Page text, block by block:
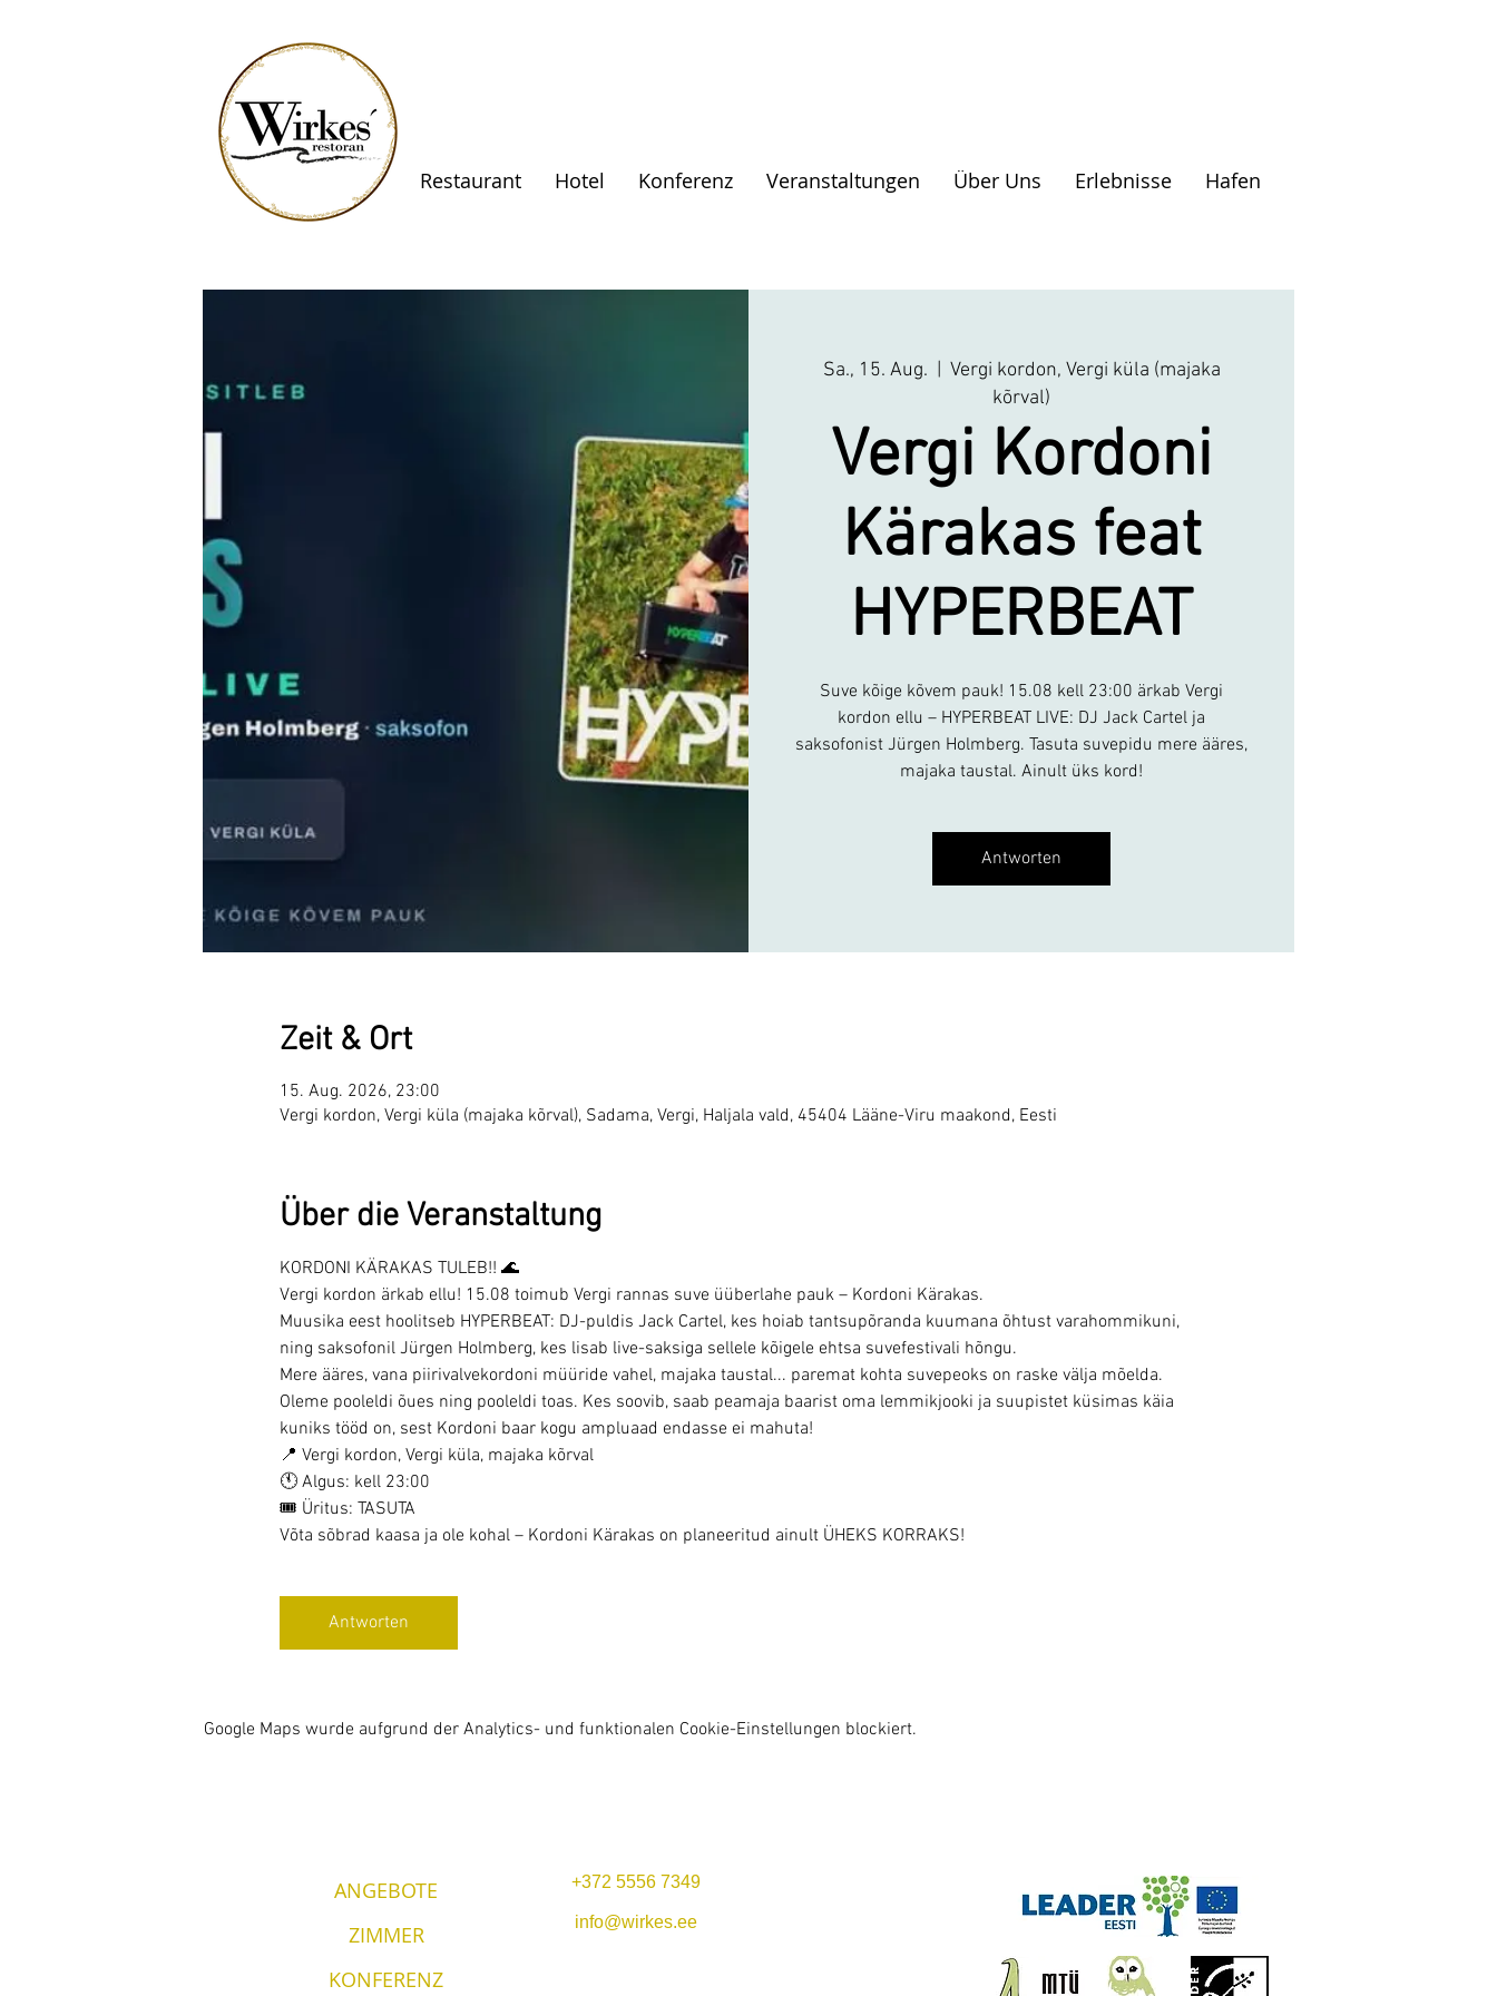
Restaurant Hotel Konferenz Veranstaltungen Über Uns Erlebnisse Hafen
Sa., 15. Aug.
Vergi kordon, Vergi küla (majaka
kõrval)
Vergi Kordoni
Kärakas feat
HYPERBEAT
Suve kõige kõvem pauk! 15.08 kell 23:00 ärkab Vergi
kordon ellu – HYPERBEAT LIVE: DJ Jack Cartel ja
saksofonist Jürgen Holmberg. Tasuta suvepidu mere ääres,
majaka taustal. Ainult üks kord!
Antworten
Zeit & Ort
15. Aug. 2026, 23:00
Vergi kordon, Vergi küla (majaka kõrval), Sadama, Vergi, Haljala vald, 45404 Lääne-Viru maakond, Eesti
Über die Veranstaltung
KORDONI KÄRAKAS TULEB!! 🌊
Vergi kordon ärkab ellu! 15.08 toimub Vergi rannas suve üüberlahe pauk – Kordoni Kärakas.
Muusika eest hoolitseb HYPERBEAT: DJ-puldis Jack Cartel, kes hoiab tantsupõranda kuumana õhtust varahommikuni,
ning saksofonil Jürgen Holmberg, kes lisab live-saksiga sellele kõigele ehtsa suvefestivali hõngu.
Mere ääres, vana piirivalvekordoni müüride vahel, majaka taustal... paremat kohta suvepeoks on raske välja mõelda.
Oleme pooleldi õues ning pooleldi toas. Kes soovib, saab peamaja baarist oma lemmikjooki ja suupistet küsimas käia
kuniks tööd on, sest Kordoni baar kogu ampluaad endasse ei mahuta!
📍 Vergi kordon, Vergi küla, majaka kõrval
🕚 Algus: kell 23:00
🎟 Üritus: TASUTA
Võta sõbrad kaasa ja ole kohal – Kordoni Kärakas on planeeritud ainult ÜHEKS KORRAKS!
Antworten
Google Maps wurde aufgrund der Analytics- und funktionalen Cookie-Einstellungen blockiert.
ANGEBOTE
ZIMMER
KONFERENZ
+372 5556 7349
info@wirkes.ee